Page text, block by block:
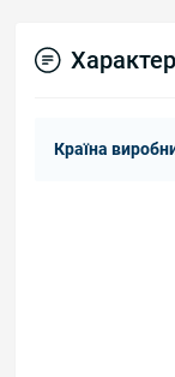
Країна